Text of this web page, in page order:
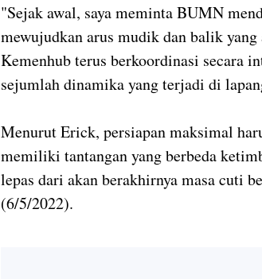
"Sejak awal, saya meminta BUMN
mewujudkan arus mudik dan balik
Kemenhub terus berkoordinasi secara
sejumlah dinamika yang terjadi di
Menurut Erick, persiapan maksimal
memiliki tantangan yang berbeda
lepas dari akan berakhirnya masa cuti
(6/5/2022).